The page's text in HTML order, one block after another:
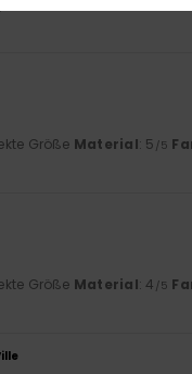
Größe Material: 5 /5
Größe Material: 4 /5